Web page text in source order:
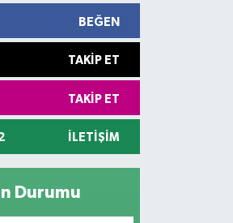
BEĞEN
TAKIP ET
TAKIP ET
İLETIŞIM
Durumu